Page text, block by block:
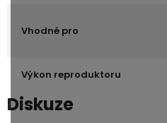
Vhodné pro
Výkon reproduktoru
Diskuze